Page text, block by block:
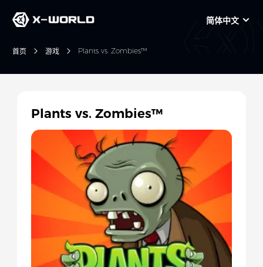
简体中文
首页 游戏 Plants vs. Zombies™
Plants vs. Zombies™